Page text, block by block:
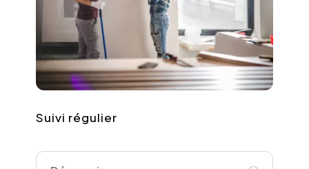
Suivi régulier